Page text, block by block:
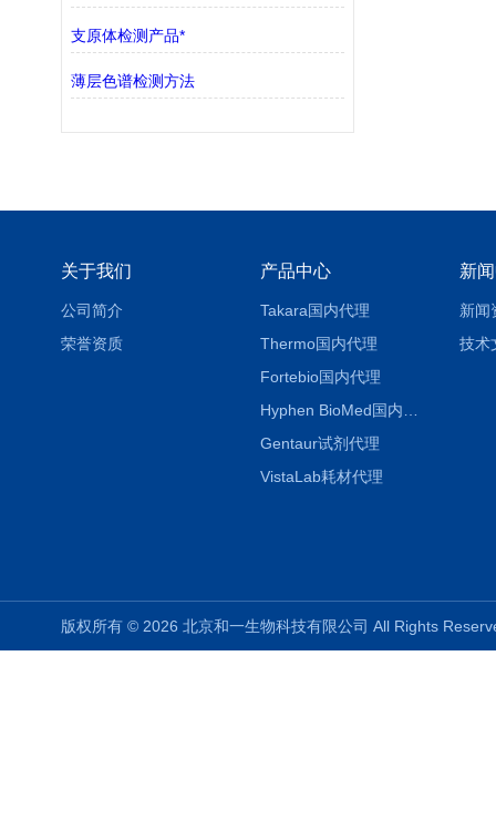
支原体检测产品*
薄层色谱检测方法
关于我们
公司简介
荣誉资质
产品中心
Takara国内代理
Thermo国内代理
Fortebio国内代理
Gentaur试剂代理
VistaLab耗材代理
新
新闻
技术
版权所有 © 2026 北京和一生物科技有限公司 All Rights